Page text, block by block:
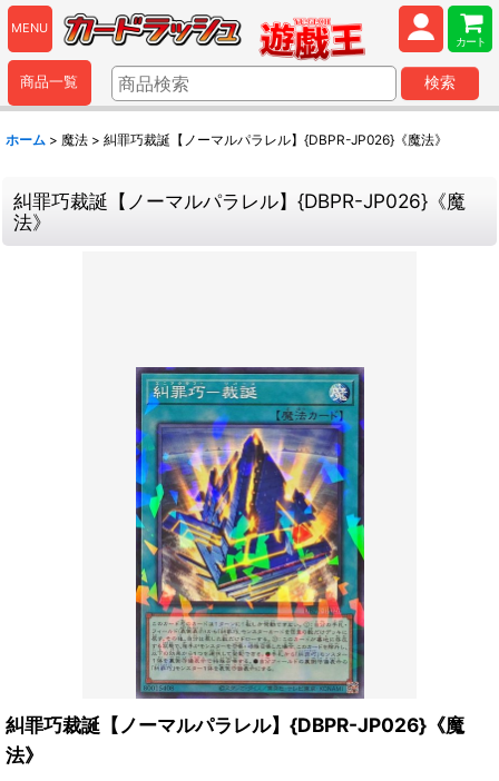
MENU
カート
商品一覧 検索
ホーム > 魔法 > 糾罪巧裁誕【ノーマルパラレル】{DBPR-JP026}《魔法》
糾罪巧裁誕【ノーマルパラレル】{DBPR-JP026}《魔
法》
糾罪巧裁誕【ノーマルパラレル】{DBPR-JP026}《魔
法》